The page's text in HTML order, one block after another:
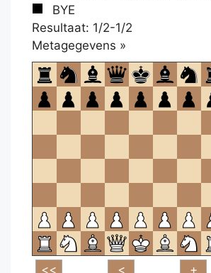
BYE
Resultaat: 1/2-1/2
Metagegevens »
om
te
openen.